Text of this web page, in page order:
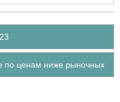
по ценам ниже рыночных